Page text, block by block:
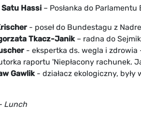
Satu Hassi – Posłanka do
- poseł do Bundestagu z
Tkacz-Janik– radna do
- ekspertka ds. wegla i zdrowia
raportu 'Niepłacony rachunek.
Gawlik- działacz ekologiczny,
Lunch